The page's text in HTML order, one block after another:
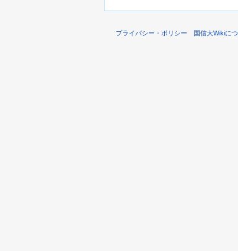
プライバシー・ポリシー 国信大Wikiに